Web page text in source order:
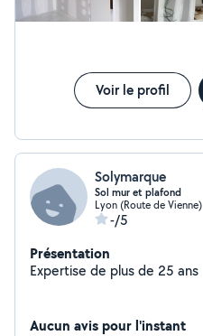
Voir le profil
Solymarque
Sol mur et plafond
Lyon (Route de Vienne)
-/5
Présentation
Expertise de plus de 25 ans
Aucun avis pour l'instant